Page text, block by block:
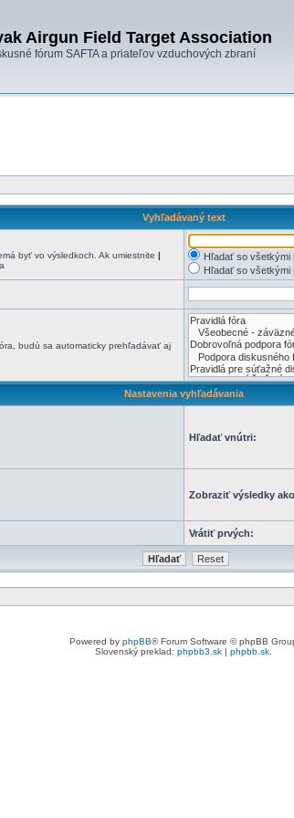
Airgun Field Target Association
fórum SAFTA a priateľov vzduchových zbraní
Vyhľadávaný text
byť vo výsledkoch. Ak umiestnite |
Hľadať so všetkými
Hľadať so všetkými
budú sa automaticky prehľadávať aj
Nastavenia vyhľadávania
Hľadať vnútri:
Zobraziť výsledky
Vrátiť prvých:
Powered by phpBB® Forum Software © phpBB
Slovenský preklad: phpbb3.sk | phpbb.sk